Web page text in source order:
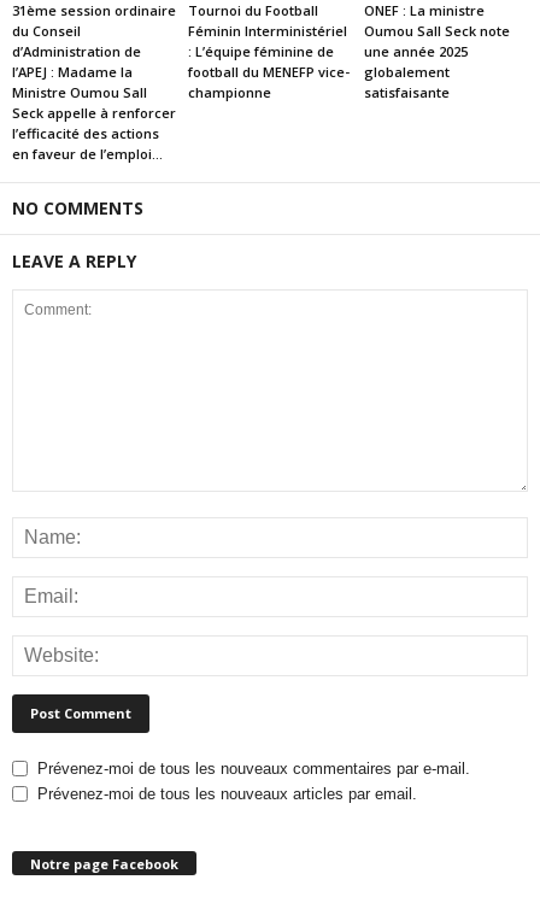
31ème session ordinaire
du Conseil
d’Administration de
l’APEJ : Madame la
Ministre Oumou Sall
Seck appelle à renforcer
l’efficacité des actions
en faveur de l’emploi...
Tournoi du Football
Féminin Interministériel
: L’équipe féminine de
football du MENEFP vice-
championne
ONEF : La ministre
Oumou Sall Seck note
une année 2025
globalement
satisfaisante
NO COMMENTS
LEAVE A REPLY
Prévenez-moi de tous les nouveaux commentaires par e-mail.
Prévenez-moi de tous les nouveaux articles par email.
Notre page Facebook